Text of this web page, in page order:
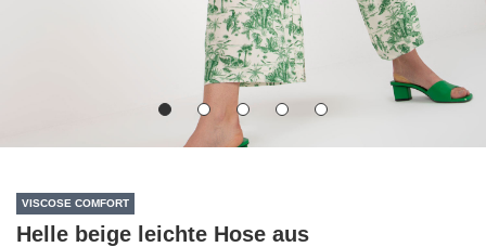
VISCOSE COMFORT
Helle beige leichte Hose aus